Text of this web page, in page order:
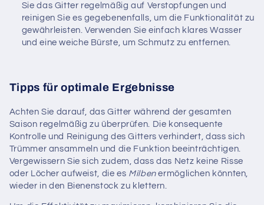
Sie das Gitter regelmäßig auf Verstopfungen und
reinigen Sie es gegebenenfalls, um die Funktionalität zu
gewährleisten. Verwenden Sie einfach klares Wasser
und eine weiche Bürste, um Schmutz zu entfernen.
Tipps für optimale Ergebnisse
Achten Sie darauf, das Gitter während der gesamten
Saison regelmäßig zu überprüfen. Die konsequente
Kontrolle und Reinigung des Gitters verhindert, dass sich
Trümmer ansammeln und die Funktion beeinträchtigen.
Vergewissern Sie sich zudem, dass das Netz keine Risse
oder Löcher aufweist, die es Milbenermöglichen könnten,
wieder in den Bienenstock zu klettern.